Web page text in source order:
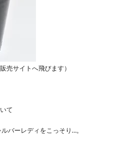
売サイトへ飛びます）
て
バーレディをこっそり…。